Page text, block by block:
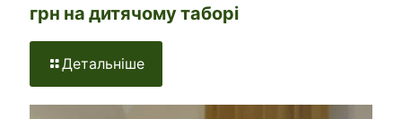
грн на дитячому таборі
Детальніше